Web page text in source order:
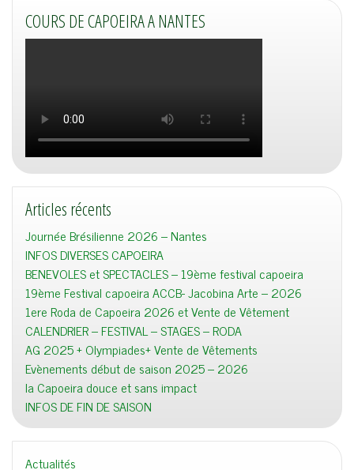
COURS DE CAPOEIRA A NANTES
Articles récents
Journée Brésilienne 2026 – Nantes
INFOS DIVERSES CAPOEIRA
BENEVOLES et SPECTACLES – 19ème festival capoeira
19ème Festival capoeira ACCB- Jacobina Arte – 2026
1ere Roda de Capoeira 2026 et Vente de Vêtement
CALENDRIER – FESTIVAL – STAGES – RODA
AG 2025 + Olympiades+ Vente de Vêtements
Evènements début de saison 2025 – 2026
la Capoeira douce et sans impact
INFOS DE FIN DE SAISON
Actualités